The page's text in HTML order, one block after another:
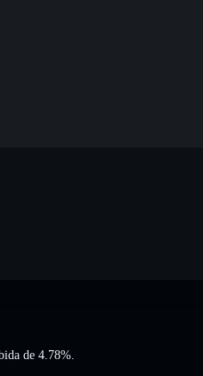
de 4.78%